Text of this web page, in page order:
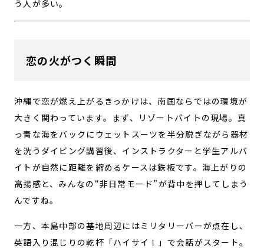
う人が多い。
恋の火がつく瞬間
沖縄で恋が燃え上がるきっかけは、南国ならではの環境が
大きく関わっています。まず、リゾートバイトの現場。真
っ青な海をバックにウェットスーツを半分脱ぎながら器材
を洗うダイビング講習後、インストラクターと学生アルバ
イトが自然に距離を縮めるケースは鉄板です。海上がりの
高揚感と、みんなの“非日常モード”が背中を押してしまう
んですね。
一方、本島中部の基地周辺にはミリタリーバーが点在し、
英語入り混じりの乾杯「ハイサイ！」で会話がスタート。